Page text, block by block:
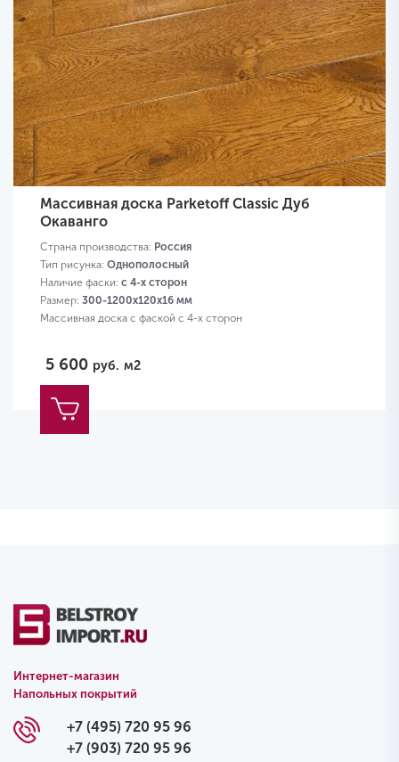
Массивная доска Parketoff Classic Дуб
Окаванго
Страна производства: Россия
Тип рисунка: Однополосный
Наличие фаски: с 4-х сторон
Размер: 300-1200х120х16 мм
Массивная доска с фаской с 4-х сторон
5 600 руб. м2
Интернет-магазин
Напольных покрытий
+7 (495) 720 95 96
+7 (903) 720 95 96